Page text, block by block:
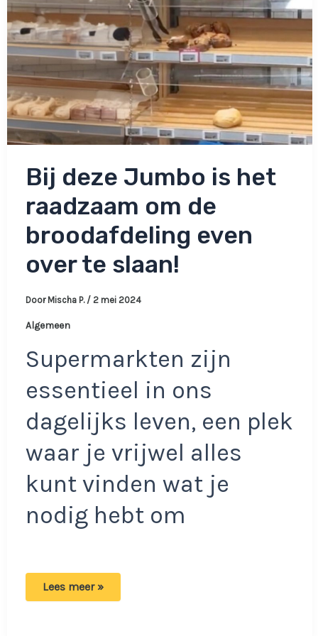
vandaan
toveren!
Bij deze Jumbo is het
raadzaam om de
broodafdeling even
over te slaan!
Door Mischa P. / 2 mei 2024
Algemeen
Supermarkten zijn
essentieel in ons
dagelijks leven, een plek
waar je vrijwel alles
kunt vinden wat je
nodig hebt om
Bij
Lees meer »